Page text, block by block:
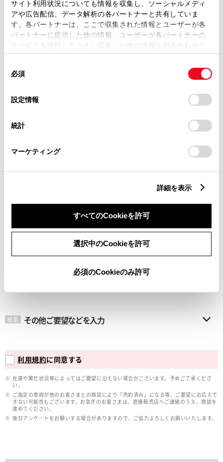
サイト利用状況についても情報を収集し、ソーシャルメディ
アや広告配信、データ解析の各パートナーと共有していま
す。各パートナーは、ここで収集された情報とユーザーが各
パートナーに提供した他の情報、ユーザーが各パートナーの
サービスを使用したときに収集した他の情報を組み合わせて
使用することがあります。当ウェブサイトの使用を続行する
デバイスにすべてのCookie(クッキー)が保存されることに同
意したことになります。Cookie(クッキー)のオプトアウト、
設定の変更、同意を撤回したりするにあたっては、当社の
「Cookie（クッキー）情報の取り扱いについて
」をご覧くだ
必須
設定情報
統計
マーケティング
詳細を表示
すべてのCookieを許可
選択中のCookieを許可
必須のCookieのみ許可
市区町村名
メールアドレス
任意 その他ご要望などを入力
利用規約に同意する
在庫や繁忙状況等によってはご要望に沿えない場合がございます。予めご了承くださ
い。
ご指定の車両が他のお客さまとの商談により「売約済み」になる等、ご要望にお応えで
きない可能性もございます。お急ぎのお客さまは、直接販売店へご連絡のうえ、商談を
進めてください。
後日アンケ―トをお願いする場合がありますので、ご協力よろしくお願いいたします。